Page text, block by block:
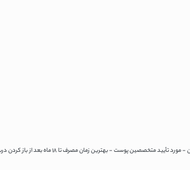
- بهترین زمان مصرف تا ۱۸ ماه بعد از باز کردن درب محصول - حاوی روغن ماکادمیا